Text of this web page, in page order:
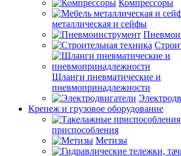
Компрессоры
металлическая и сейфы
Шланги пневматические и
пневмопринадлежности
Крепеж и грузовое оборудование
приспособления
Метизы